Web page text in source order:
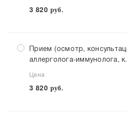
3 820 руб.
Прием (осмотр,
аллерголога-иммунолога,
Цена
3 820 руб.